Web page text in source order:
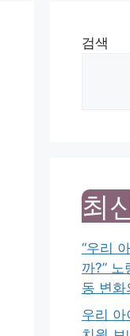
검색
최
“우리
까?”
동 변화
우리 아